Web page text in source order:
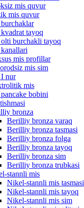
mis quvur
mis quvur
tayoq
burchakli tayoq
mis profillar
mis sim
nur
mis
bobini
bronza
Berilliy bronza varaq
Berilliy bronza tasmasi
Berilliy bronza folga
Berilliy bronza tayoq
Berilliy bronza sim
Berilliy bronza trubkasi
stannli mis
Nikel-stannli mis tasmasi
Nikel-stannli mis tayoq
Nikel-stannli mis sim